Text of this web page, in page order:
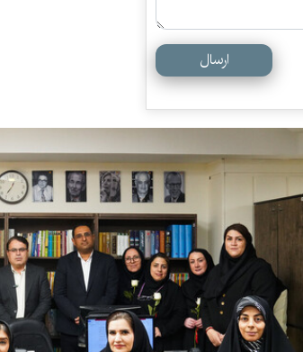
ارسال